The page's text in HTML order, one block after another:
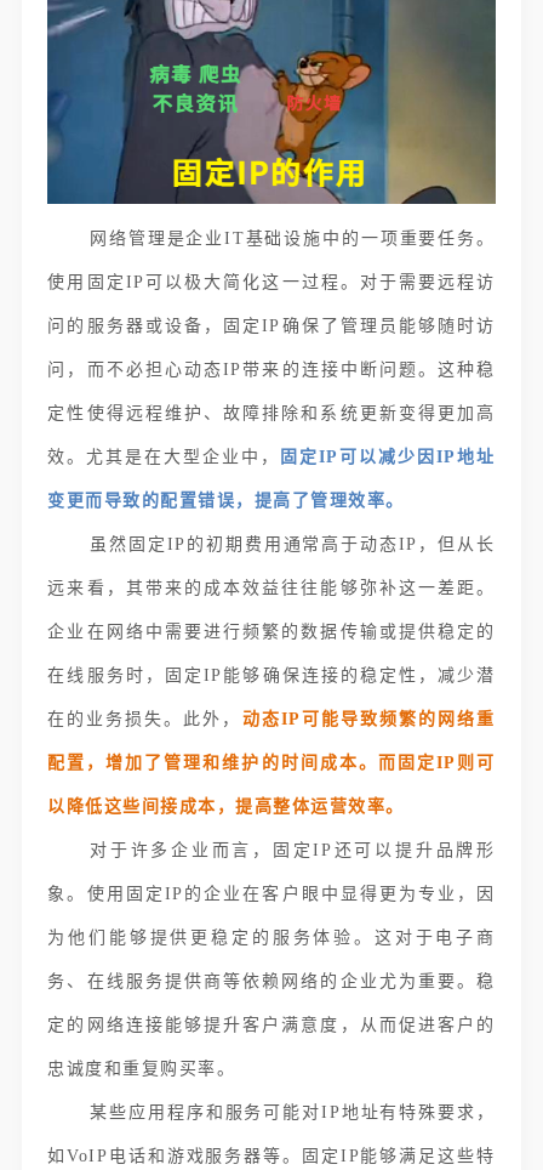
网络管理是企业IT基础设施中的一项重要任务。
使用固定IP可以极大简化这一过程。对于需要远程访
问的服务器或设备，固定IP确保了管理员能够随时访
问，而不必担心动态IP带来的连接中断问题。这种稳
定性使得远程维护、故障排除和系统更新变得更加高
效。尤其是在大型企业中， 固定IP可以减少因IP地址
变更而导致的配置错误，提高了管理效率。
虽然固定IP的初期费用通常高于动态IP，但从长
远来看，其带来的成本效益往往能够弥补这一差距。
企业在网络中需要进行频繁的数据传输或提供稳定的
在线服务时，固定IP能够确保连接的稳定性，减少潜
在的业务损失。此外， 动态IP可能导致频繁的网络重
配置，增加了管理和维护的时间成本。而固定IP则可
以降低这些间接成本，提高整体运营效率。
对于许多企业而言，固定IP还可以提升品牌形
象。使用固定IP的企业在客户眼中显得更为专业，因
为他们能够提供更稳定的服务体验。这对于电子商
务、在线服务提供商等依赖网络的企业尤为重要。稳
定的网络连接能够提升客户满意度，从而促进客户的
忠诚度和重复购买率。
某些应用程序和服务可能对IP地址有特殊要求，
如VoIP电话和游戏服务器等。固定IP能够满足这些特